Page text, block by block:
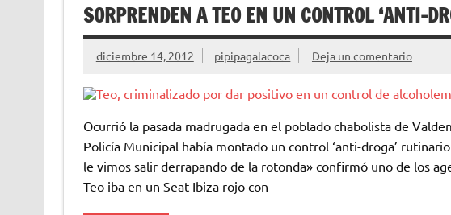
SORPRENDEN A TEO EN UN CONTROL ‘ANTI-
diciembre 14, 2012 pipipagalacoca Deja un comentario
Ocurrió la pasada madrugada en el poblado chabolista de
Policía Municipal había montado un control ‘anti-droga’
le vimos salir derrapando de la rotonda» confirmó uno de los
Teo iba en un Seat Ibiza rojo con